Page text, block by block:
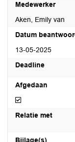
Medewerker
Aken, Emily van
Datum
13-05-2025
Deadline
Afgedaan
Afgedaan
Relatie met
Bijlage(s)